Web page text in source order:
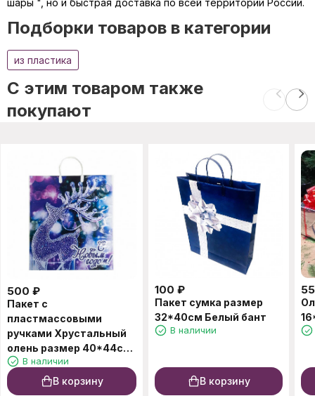
шары ", но и быстрая доставка по всей территории России.
Подборки товаров в категории
из пластика
C этим товаром также
покупают
500 ₽
Пакет с
пластмассовыми
ручками Хрустальный
олень размер 40*44см
10штВ наличии
В корзину
100 ₽
Пакет сумка размер
32*40см Белый бант
В наличии
В корзину